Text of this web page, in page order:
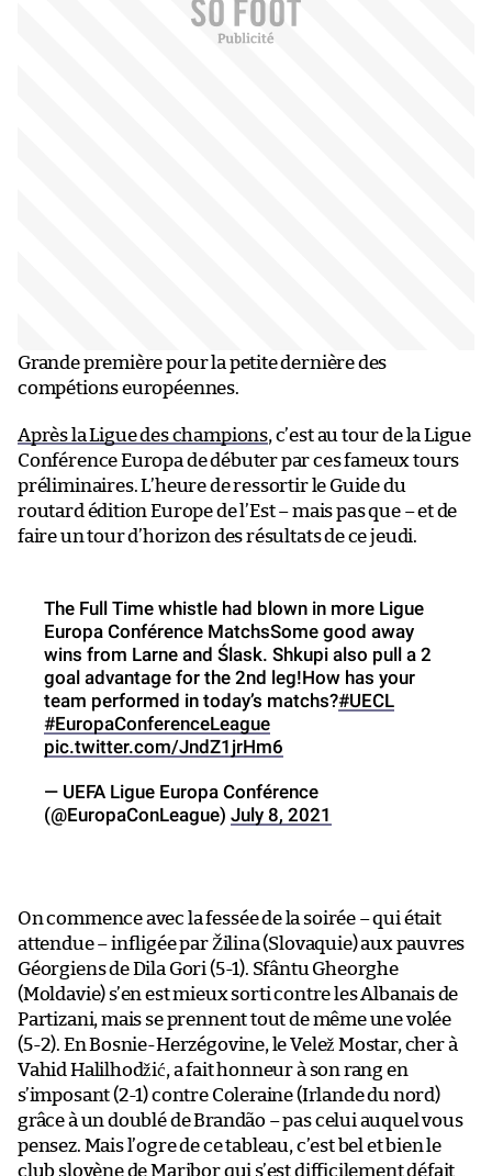
Grande première pour la petite dernière des
compétions européennes.
Après la Ligue des champions, c’est au tour de la Ligue
Conférence Europa de débuter par ces fameux tours
préliminaires. L’heure de ressortir le Guide du
routard édition Europe de l’Est – mais pas que – et de
faire un tour d’horizon des résultats de ce jeudi.
The Full Time whistle had blown in more Ligue
Europa Conférence MatchsSome good away
wins from Larne and Ślask. Shkupi also pull a 2
goal advantage for the 2nd leg!How has your
team performed in today’s matchs?#UECL
#EuropaConferenceLeague
pic.twitter.com/JndZ1jrHm6
— UEFA Ligue Europa Conférence
(@EuropaConLeague) July 8, 2021
On commence avec la fessée de la soirée – qui était
attendue – infligée par Žilina (Slovaquie) aux pauvres
Géorgiens de Dila Gori (5-1). Sfântu Gheorghe
(Moldavie) s’en est mieux sorti contre les Albanais de
Partizani, mais se prennent tout de même une volée
(5-2). En Bosnie-Herzégovine, le Velež Mostar, cher à
Vahid Halilhodžić, a fait honneur à son rang en
s’imposant (2-1) contre Coleraine (Irlande du nord)
grâce à un doublé de Brandão – pas celui auquel vous
pensez. Mais l’ogre de ce tableau, c’est bel et bien le
club slovène de Maribor qui s’est difficilement défait